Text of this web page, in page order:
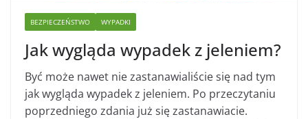
BEZPIECZEŃSTWO WYPADKI
Jak wygląda wypadek z jeleniem?
Być może nawet nie zastanawialiście się nad tym
jak wygląda wypadek z jeleniem. Po przeczytaniu
poprzedniego zdania już się zastanawiacie.